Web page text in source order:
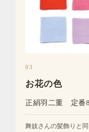
03
お花の色
正絹羽二重 定番
舞妓さんの髪飾りと